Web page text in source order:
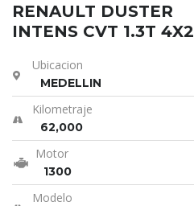
RENAULT DUSTER
INTENS CVT 1.3T 4X2
Ubicacion
MEDELLIN
Kilometraje
62,000
Motor
1300
Modelo